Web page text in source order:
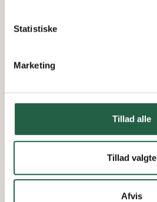
personlige oplysninger
Statistiske
Marketing
Tillad alle
Tillad valgte
Afvis